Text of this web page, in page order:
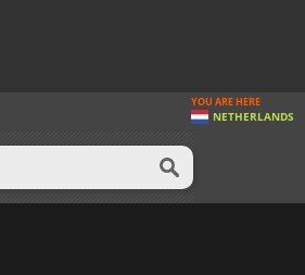
YOU ARE HERE
NETHERLANDS